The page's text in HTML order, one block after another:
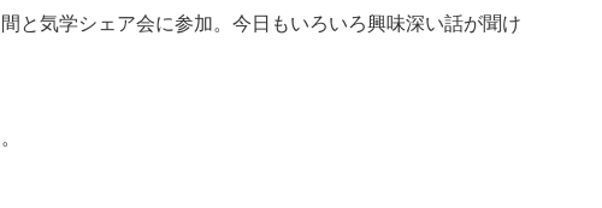
と気学シェア会に参加。今日もいろいろ興味深い話が聞け